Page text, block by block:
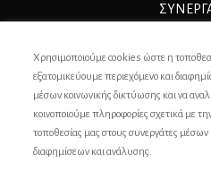
Χρησιμοποιούμε cookies ώστε η
εξατομικεύουμε περιεχόμενο και
μέσων κοινωνικής δικτύωσης και να
κοινοποιούμε πληροφορίες σχετικά με
τοποθεσίας μας στους συνεργάτες
διαφημίσεων και ανάλυσης.